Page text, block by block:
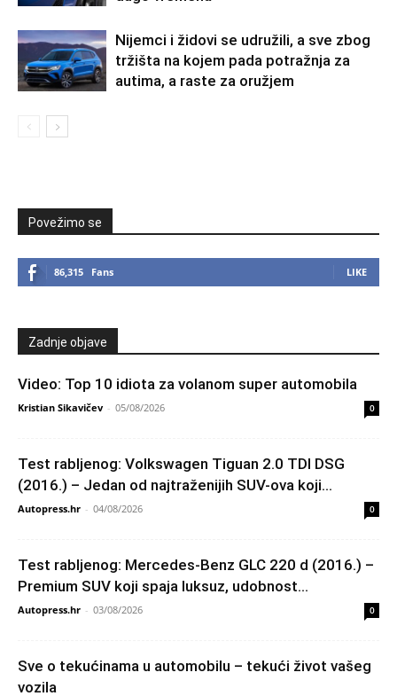
Nijemci i židovi se udružili, a sve zbog
tržišta na kojem pada potražnja za
autima, a raste za oružjem
Povežimo se
86,315 Fans LIKE
Zadnje objave
Video: Top 10 idiota za volanom super automobila
Kristian Sikavičev - 05/08/2026 0
Test rabljenog: Volkswagen Tiguan 2.0 TDI DSG
(2016.) – Jedan od najtraženijih SUV-ova koji...
Autopress.hr - 04/08/2026 0
Test rabljenog: Mercedes-Benz GLC 220 d (2016.) –
Premium SUV koji spaja luksuz, udobnost...
Autopress.hr - 03/08/2026 0
Sve o tekućinama u automobilu – tekući život vašeg
vozila